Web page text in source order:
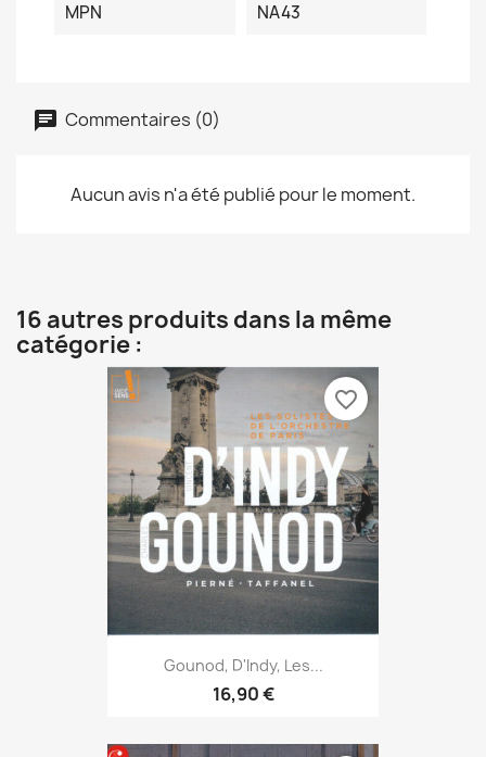
MPN NA43
Commentaires (0)
Aucun avis n'a été publié pour le moment.
16 autres produits dans la même
catégorie :
Gounod, D'Indy, Les...
16,90 €
favorite_border